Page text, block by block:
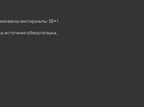
материалы 18+!
источник обязательна.